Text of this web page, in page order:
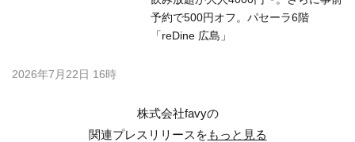
予約で500円オフ。パセーラ6階
「reDine 広島」
2026年7月22日 16時
株式会社favyの
関連プレスリリースをもっと見る